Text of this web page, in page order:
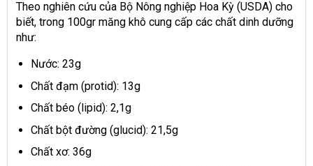
Theo nghiên cứu của Bộ Nông nghiệp Hoa Kỳ (USDA) cho
biết, trong 100gr măng khô cung cấp các chất dinh dưỡng
như:
Nước: 23g
Chất đạm (protid): 13g
Chất béo (lipid): 2,1g
Chất bột đường (glucid): 21,5g
Chất xơ: 36g